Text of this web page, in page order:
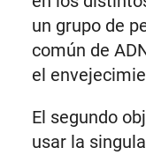
un grupo de
común de
el
El segundo
usar la